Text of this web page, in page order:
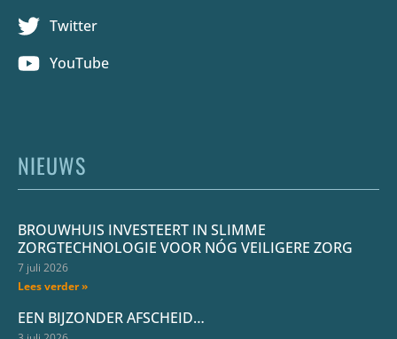
Twitter
YouTube
NIEUWS
BROUWHUIS INVESTEERT IN SLIMME
ZORGTECHNOLOGIE VOOR NÓG VEILIGERE ZORG
7 juli 2026
Lees verder »
EEN BIJZONDER AFSCHEID…